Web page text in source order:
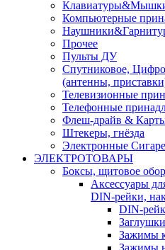
Компьютерные
Прочее
Пульты ДУ
Спутниковое,
(антенны,
Телевизионные
Телефонные
Флеш-драйв &
Штекеры, гнёзда
Электронные
ЭЛЕКТРОТОВАРЫ
Боксы, щитовое
Аксессуары
DIN-рейки,
DIN-
Зажимы